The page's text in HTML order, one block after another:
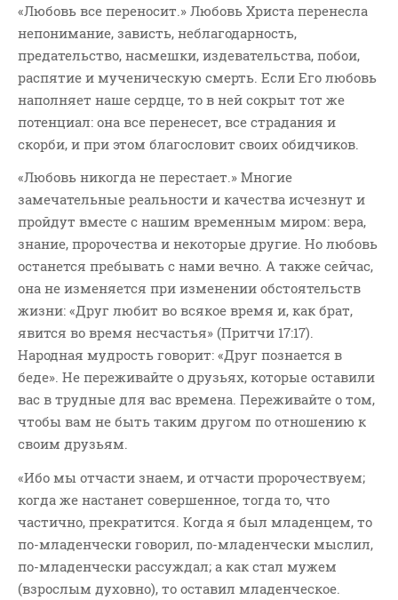
«Любовь все переносит.» Любовь Христа перенесла
непонимание, зависть, неблагодарность,
предательство, насмешки, издевательства, побои,
распятие и мученическую смерть. Если Его любовь
наполняет наше сердце, то в ней сокрыт тот же
потенциал: она все перенесет, все страдания и
скорби, и при этом благословит своих обидчиков.
«Любовь никогда не перестает.» Многие
замечательные реальности и качества исчезнут и
пройдут вместе с нашим временным миром: вера,
знание, пророчества и некоторые другие. Но любовь
останется пребывать с нами вечно. А также сейчас,
она не изменяется при изменении обстоятельств
жизни: «Друг любит во всякое время и, как брат,
явится во время несчастья» (Притчи 17:17).
Народная мудрость говорит: «Друг познается в
беде». Не переживайте о друзьях, которые оставили
вас в трудные для вас времена. Переживайте о том,
чтобы вам не быть таким другом по отношению к
своим друзьям.
«Ибо мы отчасти знаем, и отчасти пророчествуем;
когда же настанет совершенное, тогда то, что
частично, прекратится. Когда я был младенцем, то
по-младенчески говорил, по-младенчески мыслил,
по-младенчески рассуждал; а как стал мужем
(взрослым духовно), то оставил младенческое.